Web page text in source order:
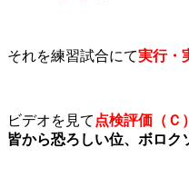
それを練習試合にて実行・
ビデオを見て 点検評価（Ｃ）
皆から恐ろしい位、ボロク